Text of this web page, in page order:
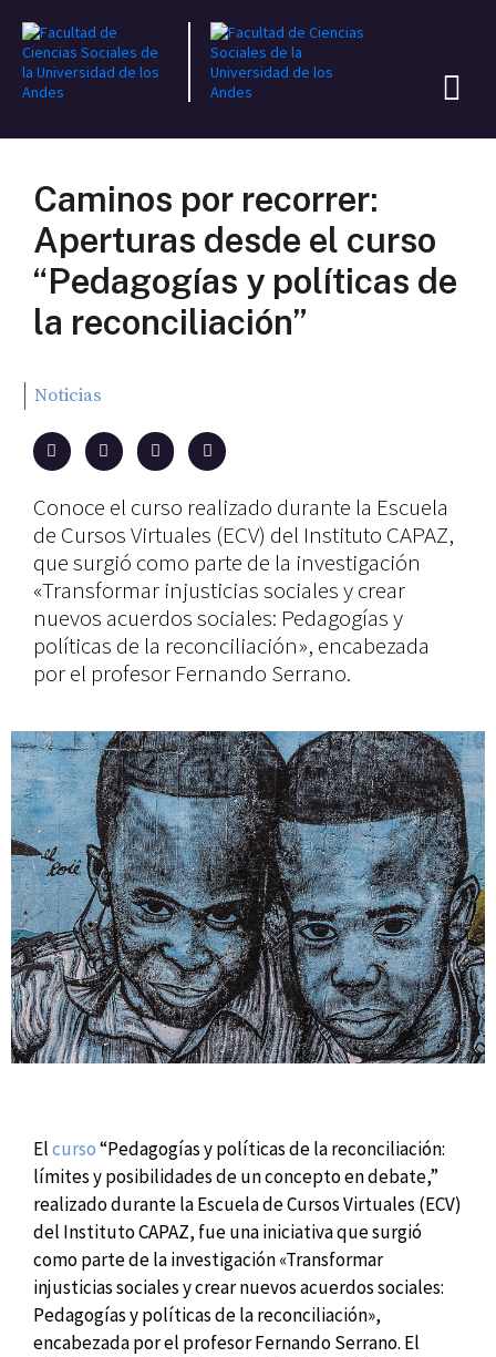
Caminos por recorrer:
Aperturas desde el curso
“Pedagogías y políticas de
la reconciliación”
Noticias
Conoce el curso realizado durante la Escuela
de Cursos Virtuales (ECV) del Instituto CAPAZ,
que surgió como parte de la investigación
«Transformar injusticias sociales y crear
nuevos acuerdos sociales: Pedagogías y
políticas de la reconciliación», encabezada
por el profesor Fernando Serrano.
Elcurso“Pedagogías y políticas de la reconciliación:
límites y posibilidades de un concepto en debate,”
realizado durante la Escuela de Cursos Virtuales (ECV)
del Instituto CAPAZ, fue una iniciativa que surgió
como parte de la investigación «Transformar
injusticias sociales y crear nuevos acuerdos sociales:
Pedagogías y políticas de la reconciliación»,
encabezada por el profesor Fernando Serrano. El